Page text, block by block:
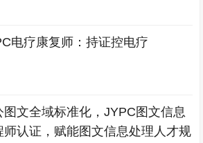
电疗康复师：持证控电疗
图文全域标准化，JYPC图文信息
师认证，赋能图文信息处理人才规